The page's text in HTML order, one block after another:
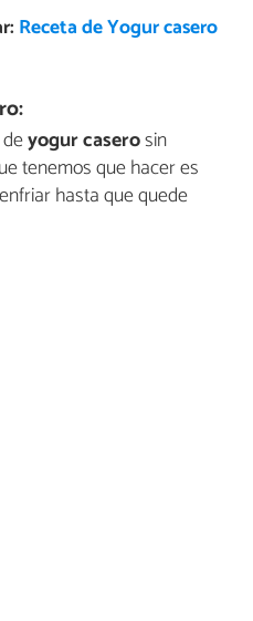
Receta de Yogur casero
deyogur caserosin
tenemos que hacer es
hasta que quede